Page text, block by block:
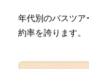
年代別のバスツア
約率を誇ります。